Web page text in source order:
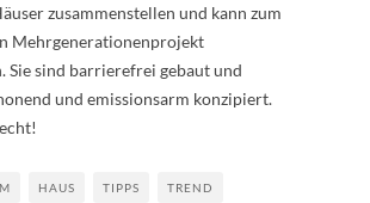
zusammenstellen und kann zum
Mehrgenerationenprojekt
Sie sind barrierefrei gebaut und
und emissionsarm konzipiert.
HAUS TIPPS TREND